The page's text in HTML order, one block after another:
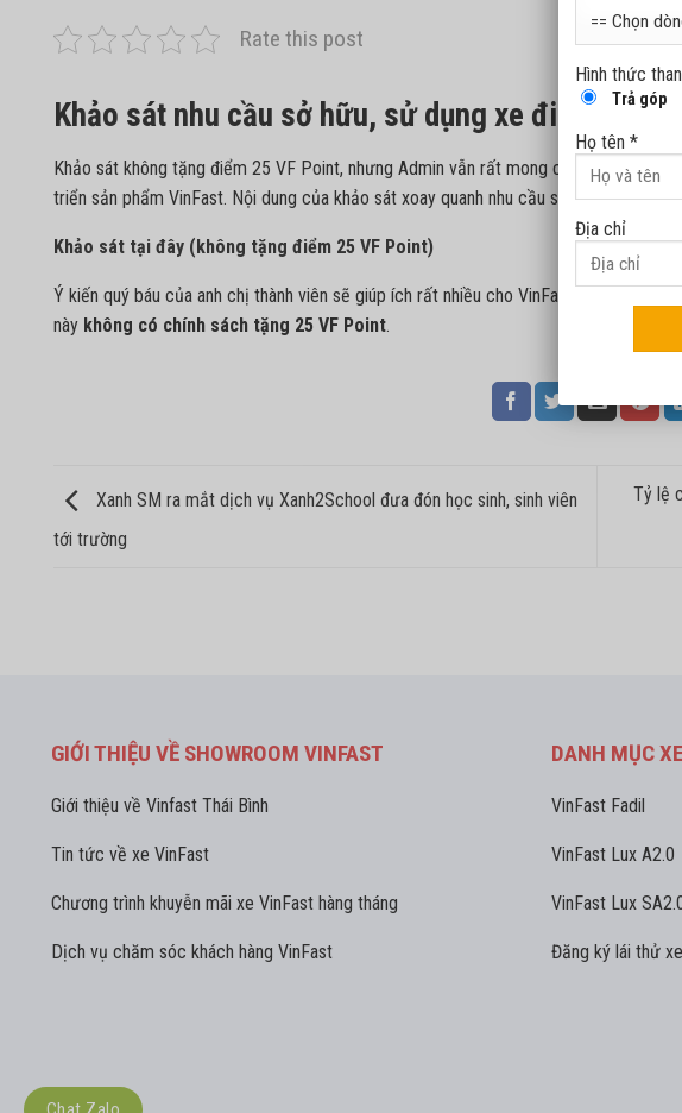
Rate this post
Khảo sát nhu cầu sở hữu, sử dụng xe điện VF 3
Khảo sát không tặng điểm 25 VF Point, nhưng Admin vẫn rất mong các anh chị
triển sản phẩm VinFast. Nội dung của khảo sát xoay quanh nhu cầu sở hữu và sử
Khảo sát tại đây (không tặng điểm 25 VF Point)
Ý kiến quý báu của anh chị thành viên sẽ giúp ích rất nhiều cho VinFast. Một lần
này không có chính sách tặng 25 VF Point.
Xanh SM ra mắt dịch vụ Xanh2School đưa đón học sinh, sinh viên
tới trường
Tỷ lệ
GIỚI THIỆU VỀ SHOWROOM VINFAST
Giới thiệu về Vinfast Thái Bình
Tin tức về xe VinFast
Chương trình khuyễn mãi xe VinFast hàng tháng
Dịch vụ chăm sóc khách hàng VinFast
DANH MỤC
VinFast Fadil
VinFast Lux A2.0
VinFast Lux
Đăng ký lái thử
Hình thức
Trả góp
Họ tên *
Địa chỉ